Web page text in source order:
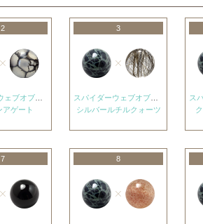
2
アゲート
3
シルバールチルクォーツ
7 8